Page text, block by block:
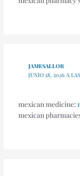
JAMESALLOR
JUNIO 18, 2026 A
mexican medicine:
mexican